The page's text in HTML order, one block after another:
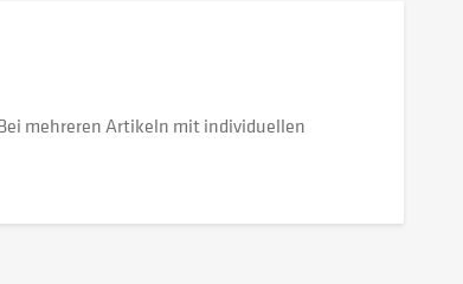
mehreren Artikeln mit individuellen